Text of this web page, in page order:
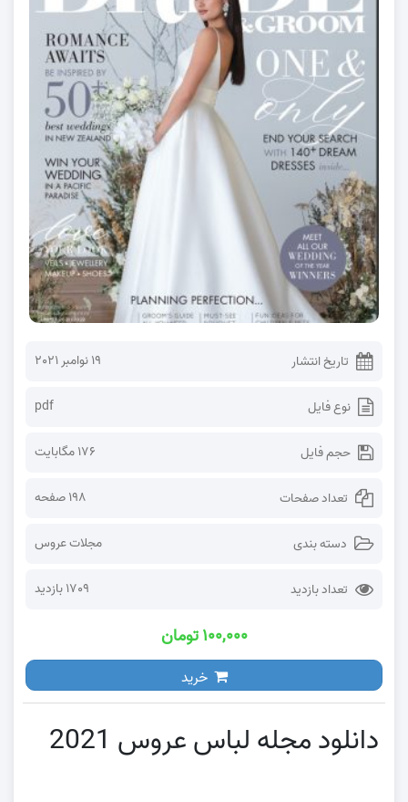
تاریخ انتشار 19 نوامبر 2021
نوع فایل pdf
حجم فایل 176 مگابایت
تعداد صفحات 198 صفحه
دسته بندی مجلات عروس
تعداد بازدید 1709 بازدید
۱۰۰,۰۰۰ تومان
خرید
دانلود مجله لباس عروس 2021